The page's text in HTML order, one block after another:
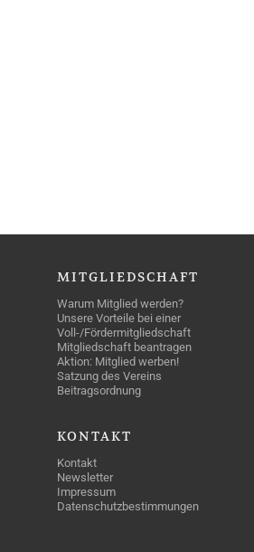
MITGLIEDSCHAFT
Warum Mitglied werden?
Unsere Vorteile bei einer
Voll-/Fördermitgliedschaft
Mitgliedschaft beantragen
Aktion: Mitglied werben!
Satzung des Vereins
Beitragsordnung
KONTAKT
Kontakt
Newsletter
Impressum
Datenschutzbestimmungen